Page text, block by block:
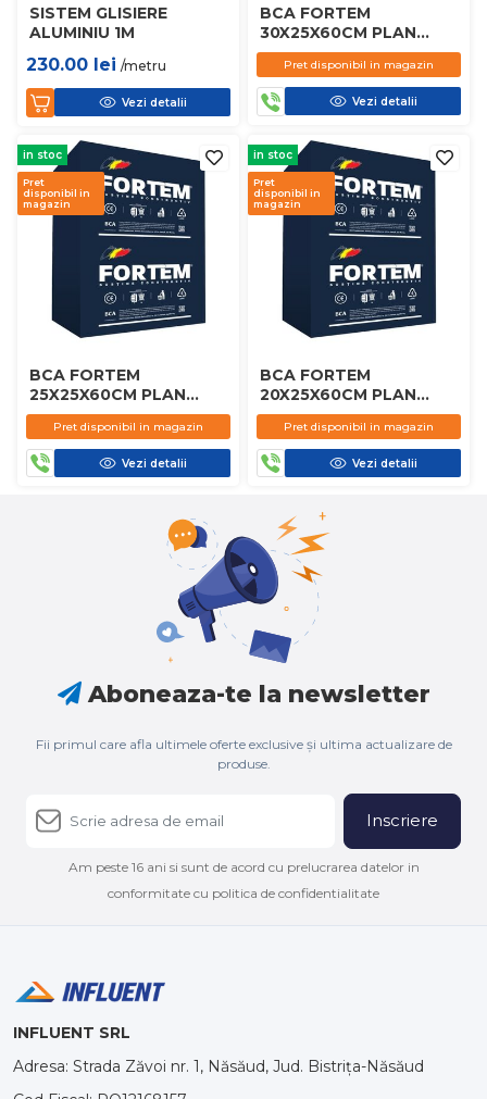
SISTEM GLISIERE
ALUMINIU 1M
230.00 lei /metru
Vezi detalii
BCA FORTEM
30X25X60CM PLAN
D450
Pret disponibil in magazin
Vezi detalii
in stoc
Pret
disponibil in
magazin
BCA FORTEM
25X25X60CM PLAN
D450
Pret disponibil in magazin
Vezi detalii
in stoc
Pret
disponibil in
magazin
BCA FORTEM
20X25X60CM PLAN
D450
Pret disponibil in magazin
Vezi detalii
Aboneaza-te la newsletter
Fii primul care afla ultimele oferte exclusive și ultima actualizare de
produse.
Inscriere
Am peste 16 ani si sunt de acord cu prelucrarea datelor in
conformitate cu politica de confidentialitate
INFLUENT SRL
Adresa: Strada Zăvoi nr. 1, Năsăud, Jud. Bistrița-Năsăud